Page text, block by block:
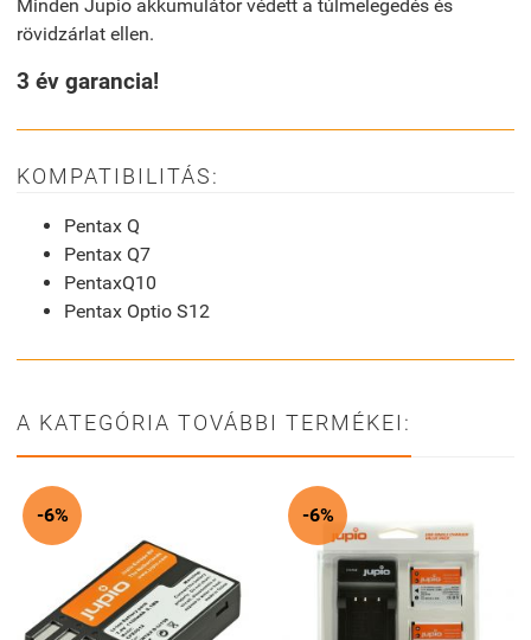
Minden Jupio akkumulátor védett a túlmelegedés és
rövidzárlat ellen.
3 év garancia!
KOMPATIBILITÁS:
Pentax Q
Pentax Q7
PentaxQ10
Pentax Optio S12
A KATEGÓRIA TOVÁBBI TERMÉKEI:
-6% -6%